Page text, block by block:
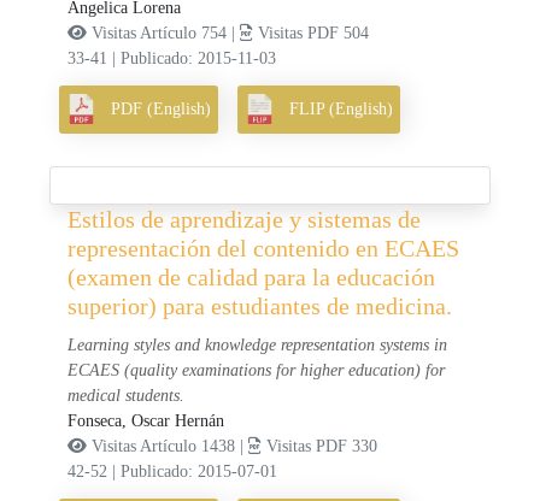
Angelica Lorena
Visitas Artículo 754 |
Visitas PDF 504
33-41
|Publicado: 2015-11-03
PDF (English) FLIP (English)
Estilos de aprendizaje y sistemas de
representación del contenido en ECAES
(examen de calidad para la educación
superior) para estudiantes de medicina.
Learning styles and knowledge representation systems in
ECAES (quality examinations for higher education) for
medical students.
Fonseca, Oscar Hernán
Visitas Artículo 1438 |
Visitas PDF 330
42-52
|Publicado: 2015-07-01